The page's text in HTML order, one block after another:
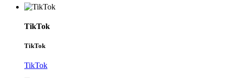
TikTok
TikTok
TikTok